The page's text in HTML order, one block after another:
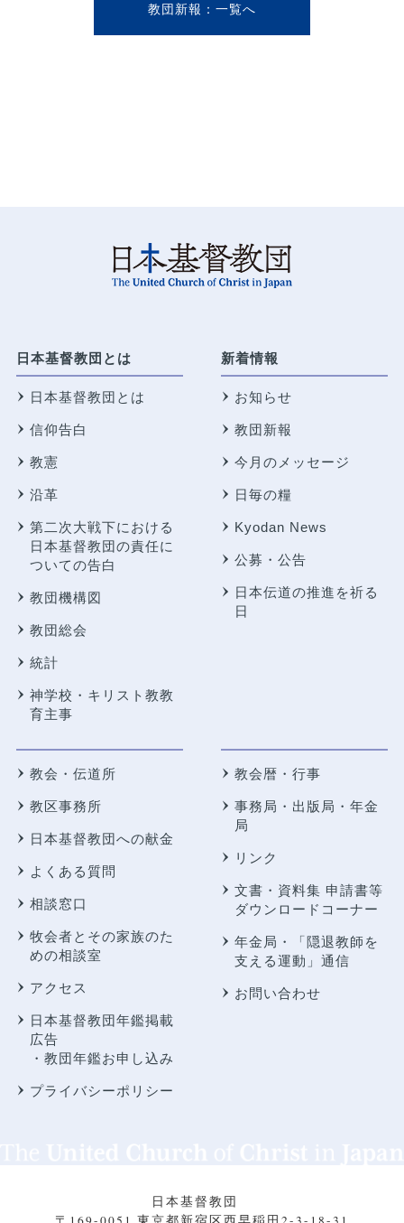
教団新報
日本基督教団とは
日本基督教団とは
信仰告白
教憲
沿革
第二次大戦下における
日本基督教団の責任に
ついての告白
教団機構図
教団総会
統計
神学校・キリスト教教
育主事
新着情報
お知らせ
教団新報
今月のメッセージ
日毎の糧
Kyodan News
公募・公告
日本伝道の推進を祈る
日
教会・伝道所
教区事務所
日本基督教団への献金
よくある質問
相談窓口
牧会者とその家族のた
めの相談室
アクセス
日本基督教団年鑑掲載
広告
・教団年鑑お申し込み
プライバシーポリシー
教会暦・行事
事務局・出版局・年金
局
リンク
文書・資料集 申請書等
ダウンロードコーナー
年金局・
「隠退教師を
支える運動」通信
お問い合わせ
日本基督教団